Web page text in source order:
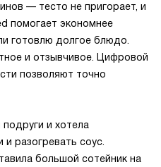
— тесто не пригорает, и
помогает экономнее
готовлю долгое блюдо.
и отзывчивое. Цифровой
позволяют точно
и хотела
разогревать соус.
большой сотейник на